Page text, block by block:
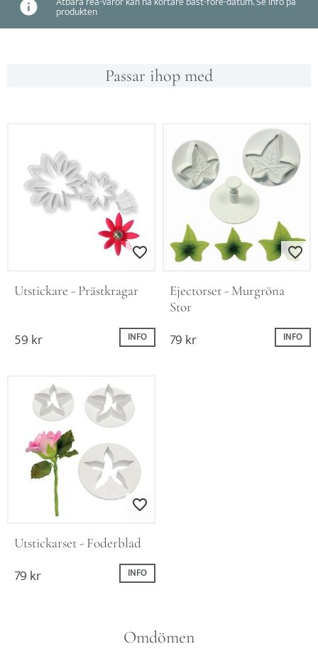
produkten
Omdömen
Passar ihop med
Lägg till i favoriter
Utstickare - Prästkragar
59kr INFO
Lägg till i
Ejectorset - Murgröna
Stor
79kr INFO
Lägg till i favoriter
Utstickarset - Foderblad
79kr INFO